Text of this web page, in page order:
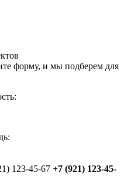
форму, и мы подберем для
123-45-67 +7 (921) 123-45-